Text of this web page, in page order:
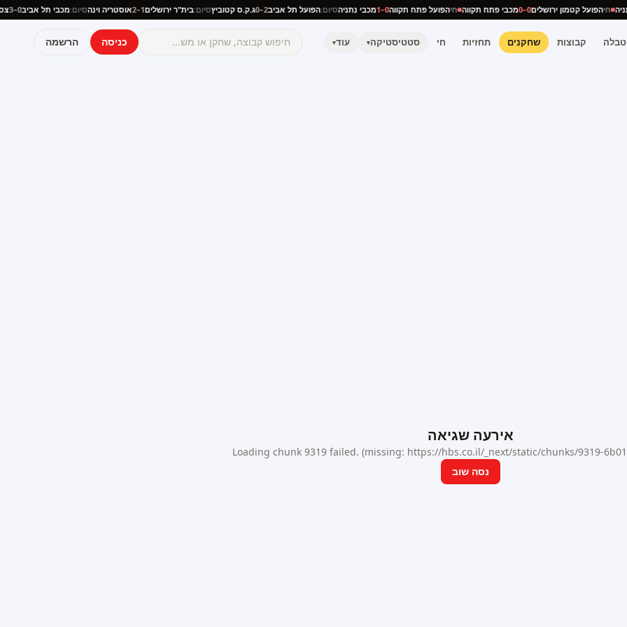
נתניה חיהפועל קטמון ירושלים0–0 מכבי פתח תקווה חיהפועל פתח תקווה0–1 מכבי נתניהסיום:הפועל תל אביב2–0 ג.ק.ס קטוביץסיום:בית"ר ירושלים1–2 אוסטריה וינהסיום:מכבי תל אביב0–3
טבלה קבוצות שחקנים תחזיות חי סטטיסטיקה▾ עוד▾ כניסה הרשמה
אירעה שגיאה
Loading chunk 9319 failed. (missing: https://hbs.co.il/_next/static/chunks/9319-
נסה שוב